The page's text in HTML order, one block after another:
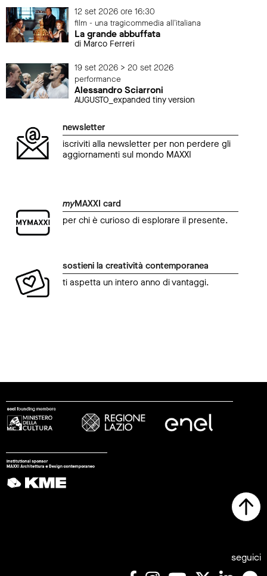
12 set 2026 ore 16:30
film - una tragicommedia all'italiana
La grande abbuffata
di Marco Ferreri
19 set 2026 > 20 set 2026
performance
Alessandro Sciarroni
AUGUSTO_expanded tiny version
newsletter
iscriviti alla newsletter per non perdere gli
aggiornamenti sul mondo MAXXI
myMAXXI card
per chi è curioso di esplorare il presente.
sostieni la creatività contemporanea
ti aspetta un intero anno di vantaggi.
seguici